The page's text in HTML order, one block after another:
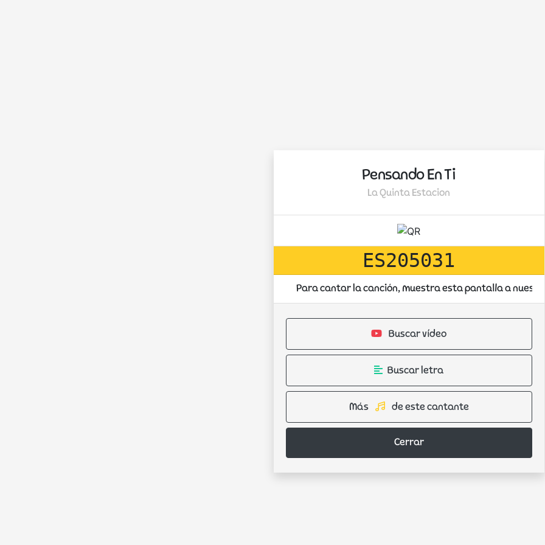
Pensando En Ti
La Quinta Estacion
ES205031
Para cantar la canción, muestra esta pantalla a nuestros
Buscar vídeo
Buscar letra
Más de este cantante
Cerrar